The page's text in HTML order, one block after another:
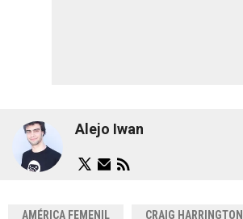
Alejo Iwan
AMÉRICA FEMENIL CRAIG HARRINGTON